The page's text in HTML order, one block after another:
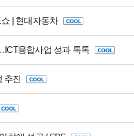
| 현대자동차
융합사업 성과 톡톡
추진